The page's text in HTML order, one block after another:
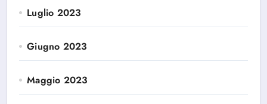
Luglio 2023
Giugno 2023
Maggio 2023